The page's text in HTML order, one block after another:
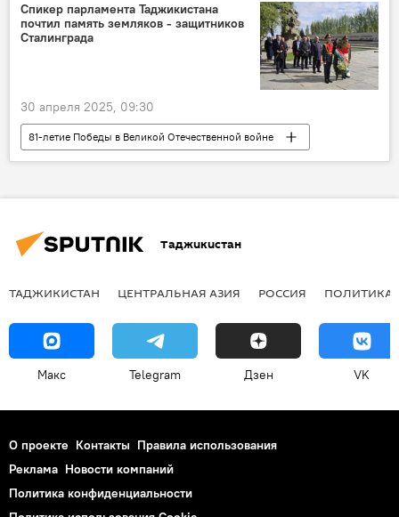
Спикер парламента Таджикистана
почтил память земляков - защитников
Сталинграда
30 апреля 2025, 09:30
81-летие Победы в Великой Отечественной войне
9 мая - День Победы в Великой Отечественной войне
Таджикистан
ТАДЖИКИСТАН ЦЕНТРАЛЬНАЯ АЗИЯ РОССИЯ ПОЛИТИКА
Макс Telegram Дзен VK
О проекте Контакты Правила использования
Реклама Новости компаний
Политика конфиденциальности